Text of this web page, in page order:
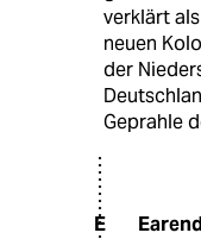
verklärt
neuen
der
Geprahle
E